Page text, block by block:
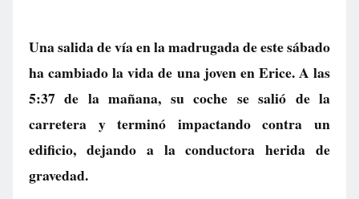
Una salida de vía en la madrugada de este sábado
ha cambiado la vida de una joven en Erice. A las
5:37 de la mañana, su coche se salió de la
carretera y terminó impactando contra un
edificio, dejando a la conductora herida de
gravedad.